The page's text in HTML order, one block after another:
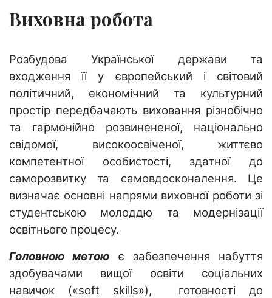
Виховна робота
Розбудова Української держави та
входження її у європейський і світовий
політичний, економічний та культурний
простір передбачають виховання різнобічно
та гармонійно розвинененої, національно
свідомої, високоосвіченої, життєво
компетентної особистості, здатної до
саморозвитку та самовдосконалення. Це
визначає основні напрями виховної роботи зі
студентською молоддю та модернізації
освітнього процесу.
Головною метою є забезпечення набуття
здобувачами вищої освіти соціальних
навичок («soft skills»), готовності до